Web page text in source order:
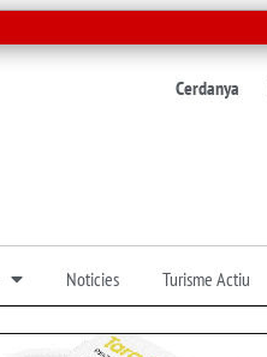
Cerdanya
Noticies Turisme Actiu